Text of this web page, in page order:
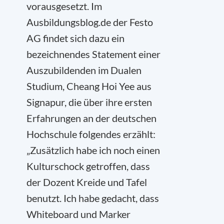
vorausgesetzt. Im
Ausbildungsblog.de der Festo
AG findet sich dazu ein
bezeichnendes Statement einer
Auszubildenden im Dualen
Studium, Cheang Hoi Yee aus
Signapur, die über ihre ersten
Erfahrungen an der deutschen
Hochschule folgendes erzählt:
„Zusätzlich habe ich noch einen
Kulturschock getroffen, dass
der Dozent Kreide und Tafel
benutzt. Ich habe gedacht, dass
Whiteboard und Marker